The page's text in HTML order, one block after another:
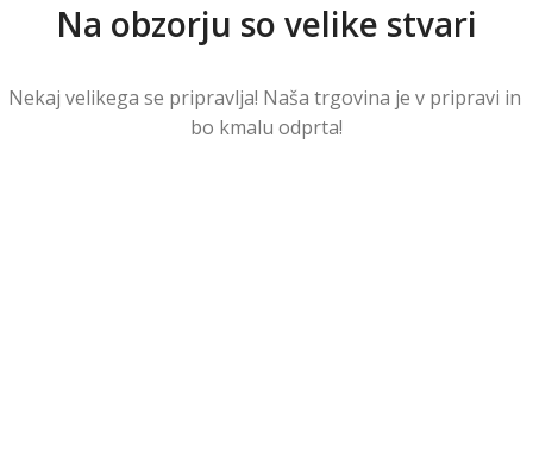
Na obzorju so velike stvari
Nekaj ​​velikega se pripravlja! Naša trgovina je v pripravi in ​​
bo kmalu odprta!